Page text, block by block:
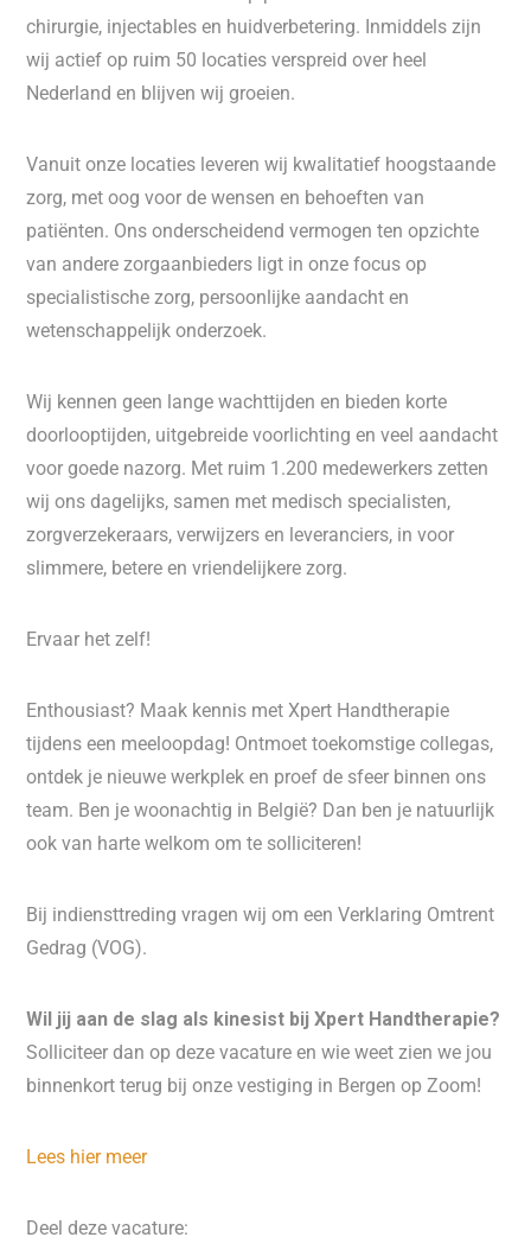
chirurgie, injectables en huidverbetering. Inmiddels zijn
wij actief op ruim 50 locaties verspreid over heel
Nederland en blijven wij groeien.
Vanuit onze locaties leveren wij kwalitatief hoogstaande
zorg, met oog voor de wensen en behoeften van
patiënten. Ons onderscheidend vermogen ten opzichte
van andere zorgaanbieders ligt in onze focus op
specialistische zorg, persoonlijke aandacht en
wetenschappelijk onderzoek.
Wij kennen geen lange wachttijden en bieden korte
doorlooptijden, uitgebreide voorlichting en veel aandacht
voor goede nazorg. Met ruim 1.200 medewerkers zetten
wij ons dagelijks, samen met medisch specialisten,
zorgverzekeraars, verwijzers en leveranciers, in voor
slimmere, betere en vriendelijkere zorg.
Ervaar het zelf!
Enthousiast? Maak kennis met Xpert Handtherapie
tijdens een meeloopdag! Ontmoet toekomstige collegas,
ontdek je nieuwe werkplek en proef de sfeer binnen ons
team. Ben je woonachtig in België? Dan ben je natuurlijk
ook van harte welkom om te solliciteren!
Bij indiensttreding vragen wij om een Verklaring Omtrent
Gedrag (VOG).
Wil jij aan de slag als kinesist bij Xpert Handtherapie?
Solliciteer dan op deze vacature en wie weet zien we jou
binnenkort terug bij onze vestiging in Bergen op Zoom!
Lees hier meer
Deel deze vacature: